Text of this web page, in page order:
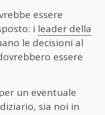
essere
i leader della
le decisioni al
essere
un eventuale
sia noi in